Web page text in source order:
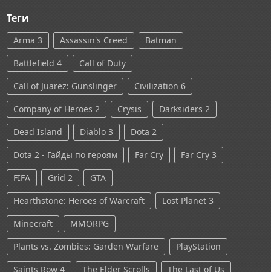
Теги
Arma 3 Assassin's Creed
Batman
Battlefield 4
Call of Duty
Call of Juarez: Gunslinger
Civilization 6
Company of Heroes 2
Crysis
Darksiders 2
Dead Island
Diablo 3
Dota 2
Dota 2 - Гайды по героям
Far Cry
Far Cry 3
FIFA
Grid 2
GTA
Hearthstone: Heroes of Warcraft
Lost Planet 3
Minecraft
MMORPG
Plants vs. Zombies: Garden Warfare
PlayStation
Saints Row 4
The Elder Scrolls
The Last of Us